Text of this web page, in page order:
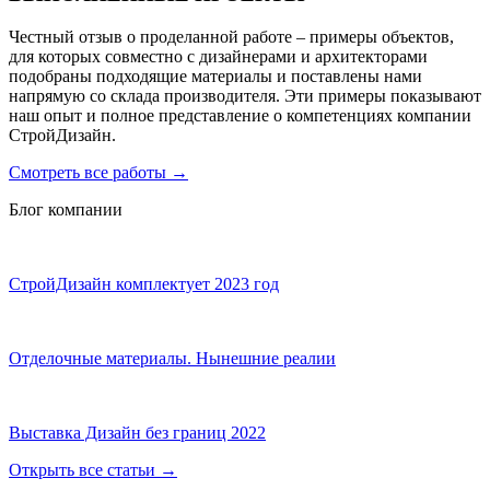
Честный отзыв о проделанной работе – примеры объектов,
для которых совместно с дизайнерами и архитекторами
подобраны подходящие материалы и поставлены нами
напрямую со склада производителя. Эти примеры показывают
наш опыт и полное представление о компетенциях компании
СтройДизайн.
Смотреть все работы →
Блог компании
СтройДизайн комплектует 2023 год
Отделочные материалы. Нынешние реалии
Выставка Дизайн без границ 2022
Открыть все статьи →